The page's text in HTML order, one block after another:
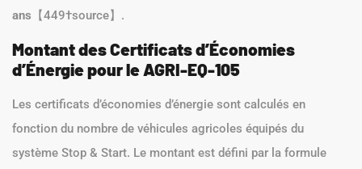
ans 【449†source】.
Montant des Certificats d’Économies
d’Énergie pour le AGRI-EQ-105
Les certificats d’économies d’énergie sont calculés en
fonction du nombre de véhicules agricoles équipés du
système Stop & Start. Le montant est défini par la formule